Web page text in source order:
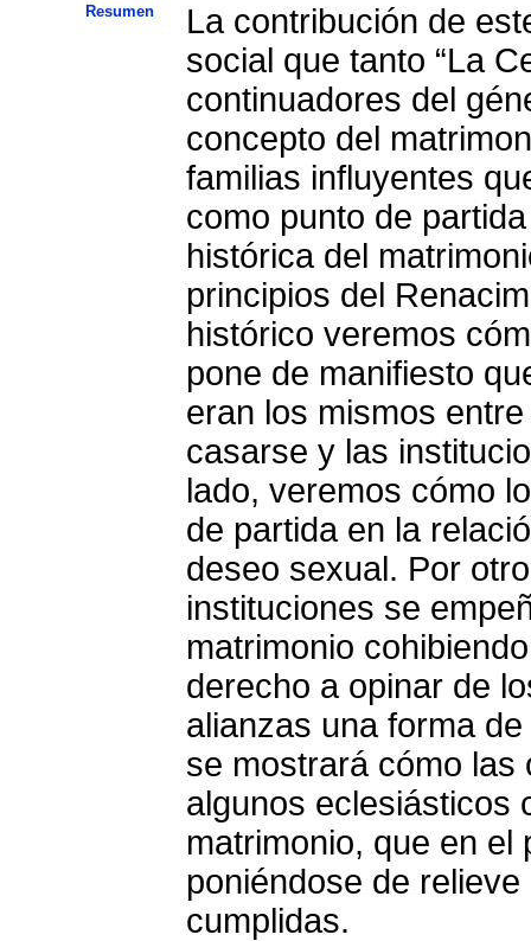
Resumen
La contribución de
social que tanto “La
continuadores del
concepto del
familias influyentes
como punto de
histórica del
principios del
histórico veremos
pone de manifiesto
eran los mismos
casarse y las
lado, veremos cómo
de partida en la
deseo sexual. Por
instituciones se
matrimonio
derecho a opinar de
alianzas una forma
se mostrará cómo las
algunos eclesiásticos
matrimonio, que en
poniéndose de
cumplidas.